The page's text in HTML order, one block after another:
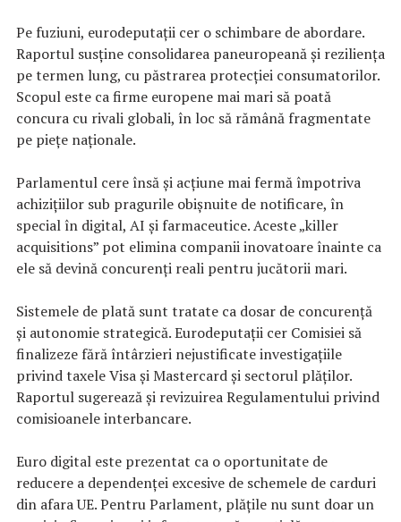
Pe fuziuni, eurodeputații cer o schimbare de abordare.
Raportul susține consolidarea paneuropeană și reziliența
pe termen lung, cu păstrarea protecției consumatorilor.
Scopul este ca firme europene mai mari să poată
concura cu rivali globali, în loc să rămână fragmentate
pe piețe naționale.
Parlamentul cere însă și acțiune mai fermă împotriva
achizițiilor sub pragurile obișnuite de notificare, în
special în digital, AI și farmaceutice. Aceste „killer
acquisitions” pot elimina companii inovatoare înainte ca
ele să devină concurenți reali pentru jucătorii mari.
Sistemele de plată sunt tratate ca dosar de concurență
și autonomie strategică. Eurodeputații cer Comisiei să
finalizeze fără întârzieri nejustificate investigațiile
privind taxele Visa și Mastercard și sectorul plăților.
Raportul sugerează și revizuirea Regulamentului privind
comisioanele interbancare.
Euro digital este prezentat ca o oportunitate de
reducere a dependenței excesive de schemele de carduri
din afara UE. Pentru Parlament, plățile nu sunt doar un